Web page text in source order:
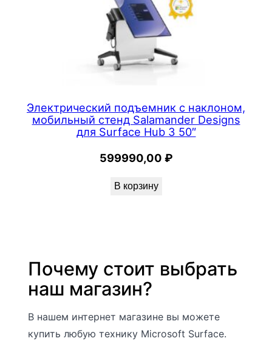
Электрический подъемник с наклоном,
мобильный стенд Salamander Designs
для Surface Hub 3 50″
599990,00 ₽
В корзину
Почему стоит выбрать
наш магазин?
В нашем интернет магазине вы можете
купить любую технику Microsoft Surface.